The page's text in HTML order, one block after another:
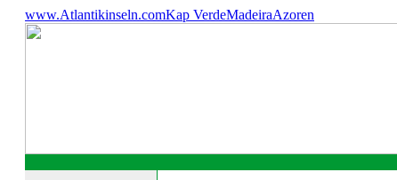
www.Atlantikinseln.comKap VerdeMadeiraAzoren